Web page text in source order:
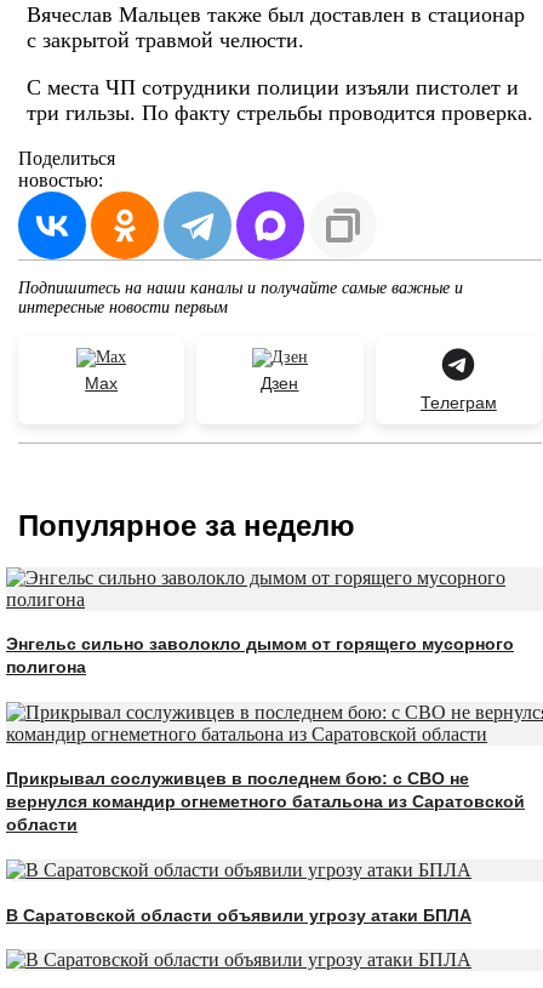
Вячеслав Мальцев также был доставлен в стационар
с закрытой травмой челюсти.
С места ЧП сотрудники полиции изъяли пистолет и
три гильзы. По факту стрельбы проводится проверка.
Поделиться
новостью:
Подпишитесь на наши каналы и получайте самые важные и
интересные новости первым
Max
Дзен
Телеграм
Популярное за неделю
Энгельс сильно заволокло дымом от горящего мусорного
полигона
Прикрывал сослуживцев в последнем бою: с СВО не
вернулся командир огнеметного батальона из Саратовской
области
В Саратовской области объявили угрозу атаки БПЛА